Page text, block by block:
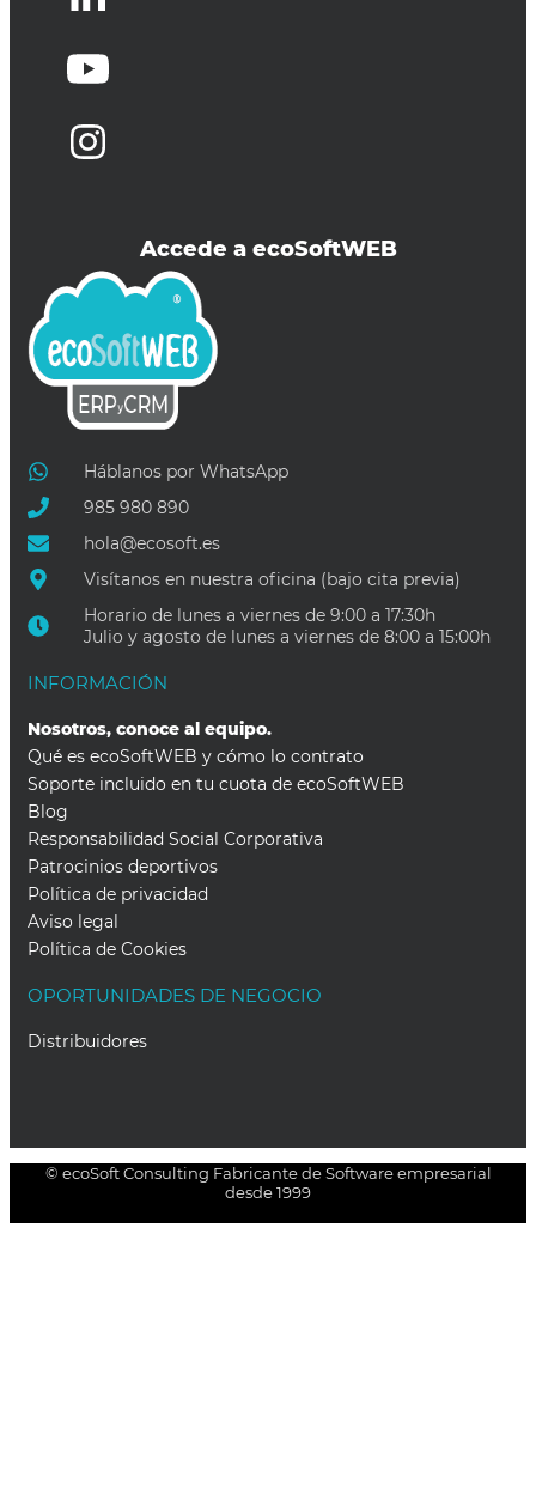
Accede a ecoSoftWEB
Háblanos por WhatsApp
985 980 890
hola@ecosoft.es
Visítanos en nuestra oficina (bajo cita previa)
Horario de lunes a viernes de 9:00 a 17:30h
Julio y agosto de lunes a viernes de 8:00 a 15:00h
INFORMACIÓN
Nosotros, conoce al equipo.
Qué es ecoSoftWEB y cómo lo contrato
Soporte incluido en tu cuota de ecoSoftWEB
Blog
Responsabilidad Social Corporativa
Patrocinios deportivos
Política de privacidad
Aviso legal
Política de Cookies
OPORTUNIDADES DE NEGOCIO
Distribuidores
© ecoSoft Consulting Fabricante de Software empresarial
desde 1999